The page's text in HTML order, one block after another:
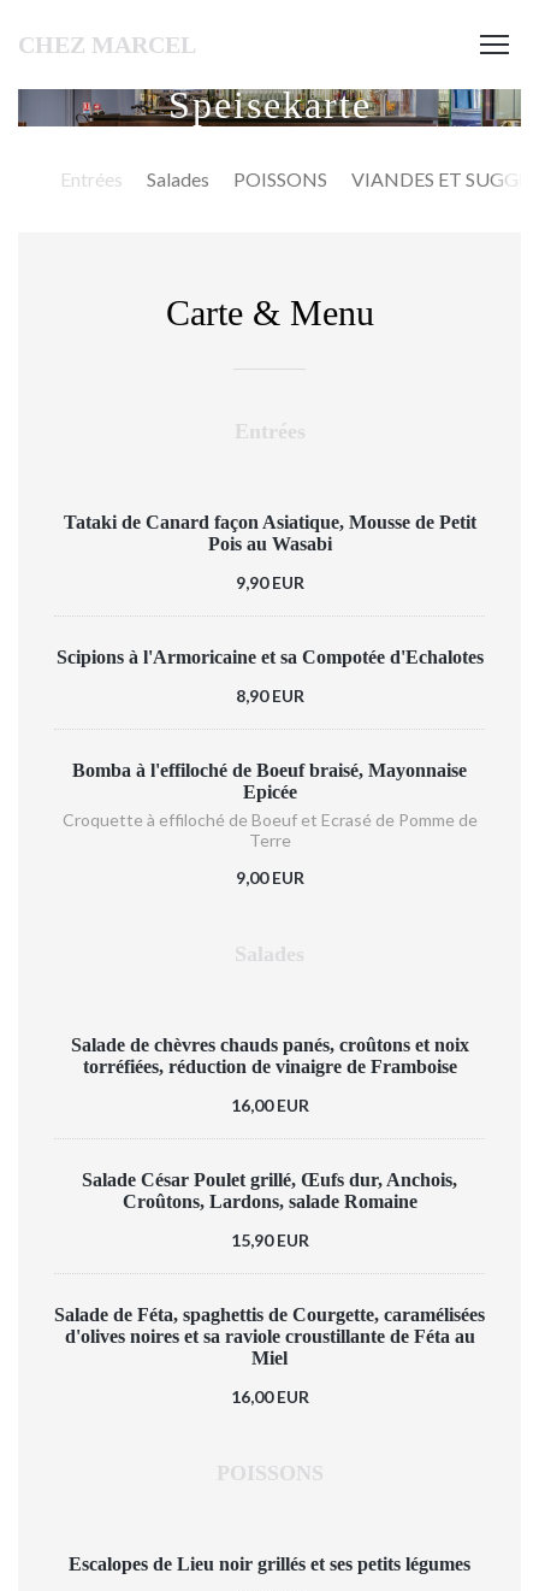
CHEZ MARCEL
Speisekarte
Entrées Salades POISSONS VIANDES ET
Carte & Menu
Entrées
Tataki de Canard façon Asiatique, Mousse de Petit
Pois au Wasabi
9,90 EUR
Scipions à l'Armoricaine et sa Compotée d'Echalotes
8,90 EUR
Bomba à l'effiloché de Boeuf braisé, Mayonnaise
Epicée
Croquette à effiloché de Boeuf et Ecrasé de Pomme de
Terre
9,00 EUR
Salades
Salade de chèvres chauds panés, croûtons et noix
torréfiées, réduction de vinaigre de Framboise
16,00 EUR
Salade César Poulet grillé, Œufs dur, Anchois,
Croûtons, Lardons, salade Romaine
15,90 EUR
Salade de Féta, spaghettis de Courgette, caramélisées
d'olives noires et sa raviole croustillante de Féta au
Miel
16,00 EUR
POISSONS
Escalopes de Lieu noir grillés et ses petits légumes